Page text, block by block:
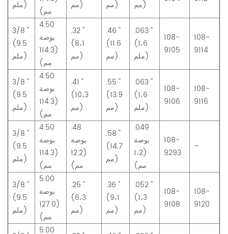
ملم)
مم)
مم)
مم)
مم)
3/8 "
(9.5
ملم)
4.50
بوصة
(114.3
مم)
.32 "
(8،1
مم)
.46 "
(11.6
مم)
.063 "
(1،6
ملم)
108-
9105
108-
9114
3/8 "
(9.5
ملم)
4.50
بوصة
(114.3
مم)
.41 "
(10،3
مم)
.55 "
(13.9
مم)
.063 "
(1،6
ملم)
108-
9106
108-
9116
3/8 "
(9.5
ملم)
4.50
بوصة
(114.3
مم)
.48
بوصة
(12.2
مم)
.58 "
(14.7
مم)
.049
بوصة
(1،2
مم)
108-
9293
–
3/8 "
(9.5
ملم)
5.00
بوصة
(127.0
مم)
.25 "
(6،3
مم)
.36 "
(9،1
مم)
.052 "
(1،3
مم)
108-
9108
108-
9120
5.00